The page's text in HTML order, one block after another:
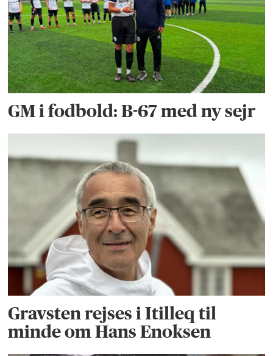
GM i fodbold: B-67 med ny sejr
Gravsten rejses i Itilleq til
minde om Hans Enoksen